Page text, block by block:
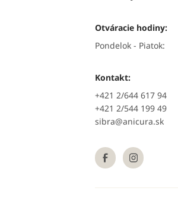
Otváracie hodiny:
Pondelok - Piatok:
Kontakt:
+421 2/644 617 94
+421 2/544 199 49
sibra@anicura.sk